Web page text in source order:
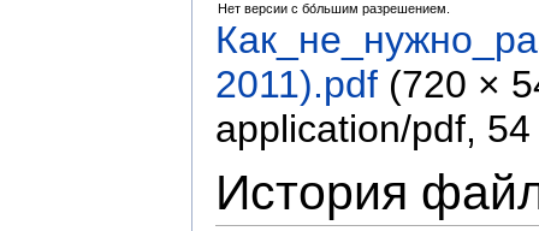
Нет версии с бо́льшим разрешением.
2011).pdf (720 ×
application/pdf,
История